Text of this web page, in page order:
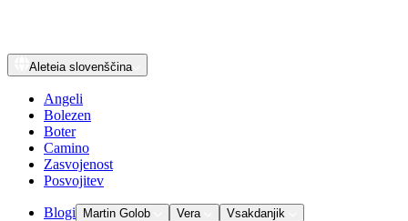
Aleteia slovenščina
Angeli
Bolezen
Boter
Camino
Zasvojenost
Posvojitev
Blogi Martin Golob Vera
Vsakdanjik